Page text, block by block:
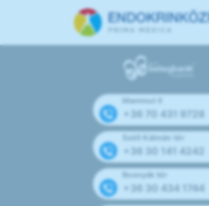
Mammut II
+36 70 431 9728
Széll Kálmán tér
+36 30 141 4242
Bosnyák tér
+36 30 434 1744